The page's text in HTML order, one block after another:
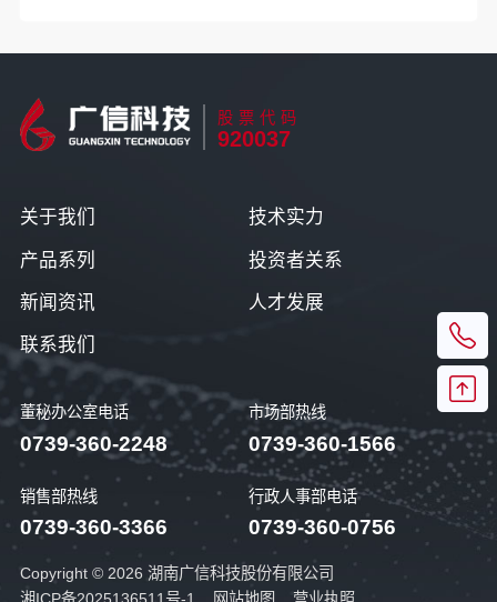
股票代码
920037
董秘办公室电话
0739-360-2248
市场部热线
0739-360-1566
销售部热线
0739-360-3366
行政人事部电话
0739-360-0756
关于我们 技术实力
产品系列 投资者关系
新闻资讯 人才发展
联系我们
Copyright © 2026 湖南广信科技股份有限公司